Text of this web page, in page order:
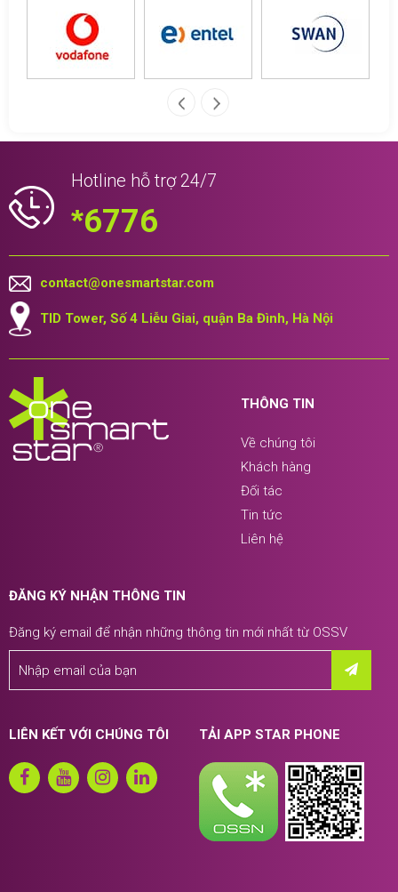
Hotline hỗ trợ 24/7
*6776
contact@onesmartstar.com
TID Tower, Số 4 Liễu Giai, quận Ba Đình, Hà Nội
THÔNG TIN
Về chúng tôi
Khách hàng
Đối tác
Tin tức
Liên hệ
ĐĂNG KÝ NHẬN THÔNG TIN
Đăng ký email để nhận những thông tin mới nhất từ OSSV
LIÊN KẾT VỚI CHÚNG TÔI TẢI APP STAR PHONE